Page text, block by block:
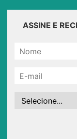
ASSINE E